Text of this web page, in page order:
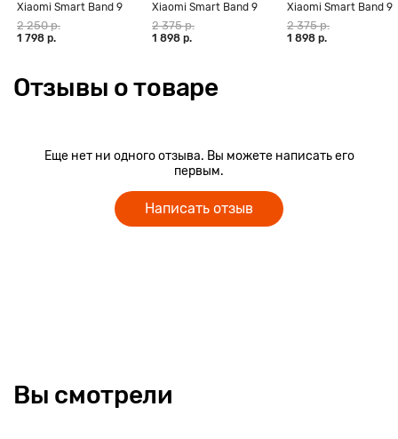
Xiaomi Smart Band 9
Active, чёрный
2 250 р.
1 798 р.
Xiaomi Smart Band 9
Active, бежево-белый
2 375 р.
1 898 р.
Xiaomi Smart Band 9
Active, розовый
2 375 р.
1 898 р.
Отзывы о товаре
Еще нет ни одного отзыва. Вы можете написать его
первым.
Написать отзыв
Вы смотрели